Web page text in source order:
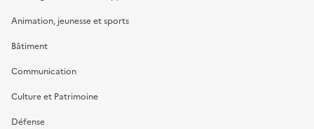
Animation, jeunesse et sports
Bâtiment
Communication
Culture et Patrimoine
Défense